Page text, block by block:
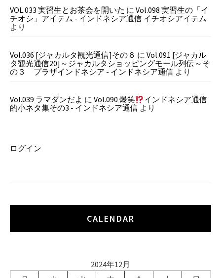
VOL.033 実習生とお茶会を開いた に Vol.098 実習生の「イ
チオシ」アイテム - インドネシア通信 イチオシアイテム
より
Vol.036 [ジャカルタ観光通信]その６ に Vol.091 [ジャカル
タ観光通信20]～ジャカルタショッピングモール列伝～そ
の３ プラザインドネシア - インドネシア通信 より
Vol.039 ラマダンだよ に Vol.090 爆笑
インドネシア通信
的小ネタ集その3 - インドネシア通信 より
ログイン
CALENDAR
2024年12月